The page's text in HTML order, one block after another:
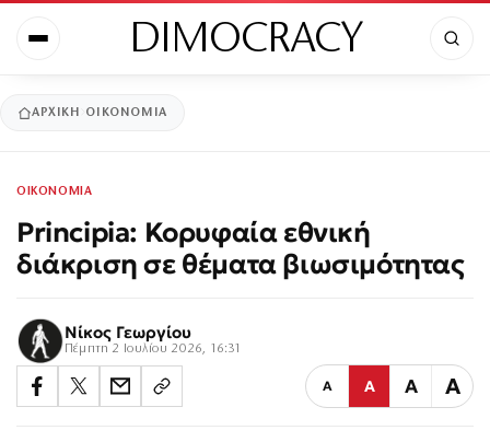
DIMOCRACY
ΑΡΧΙΚΉ ΟΙΚΟΝΟΜΙΑ
ΟΙΚΟΝΟΜΙΑ
Principia: Κορυφαία εθνική
διάκριση σε θέματα βιωσιμότητας
Νίκος Γεωργίου
Πέμπτη 2 Ιουλίου 2026, 16:31
Α Α Α Α